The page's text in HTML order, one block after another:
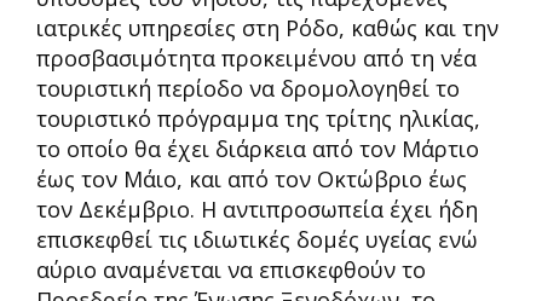
ιατρικές υπηρεσίες στη Ρόδο, καθώς και την
προσβασιμότητα προκειμένου από τη νέα
τουριστική περίοδο να δρομολογηθεί το
τουριστικό πρόγραμμα της τρίτης ηλικίας,
το οποίο θα έχει διάρκεια από τον Μάρτιο
έως τον Μάιο, και από τον Οκτώβριο έως
τον Δεκέμβριο. Η αντιπροσωπεία έχει ήδη
επισκεφθεί τις ιδιωτικές δομές υγείας ενώ
αύριο αναμένεται να επισκεφθούν το